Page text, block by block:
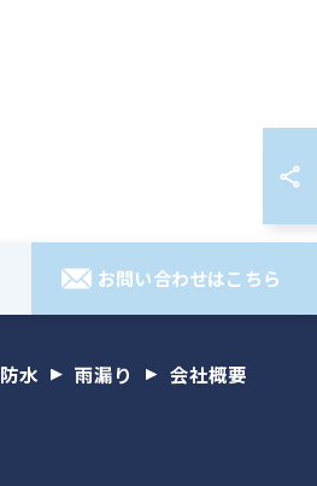
お問い合わせはこちら
防水 雨漏り
会社概要